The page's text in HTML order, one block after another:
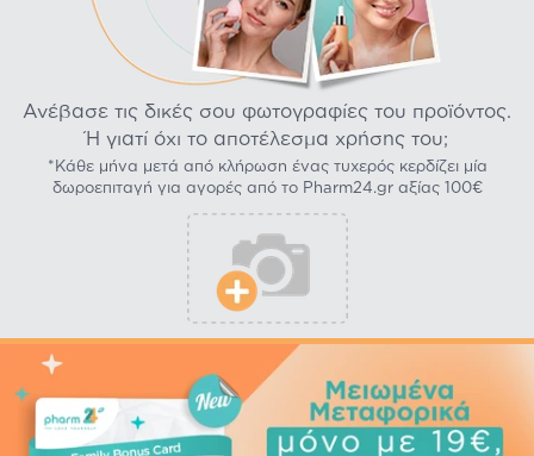
Ανέβασε τις δικές σου φωτογραφίες του προϊόντος.
Ή γιατί όχι το αποτέλεσμα χρήσης του;
*Κάθε μήνα μετά από κλήρωση ένας τυχερός κερδίζει μία
δωροεπιταγή για αγορές από το Pharm24.gr αξίας 100€